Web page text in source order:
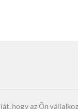
hogy az Ön